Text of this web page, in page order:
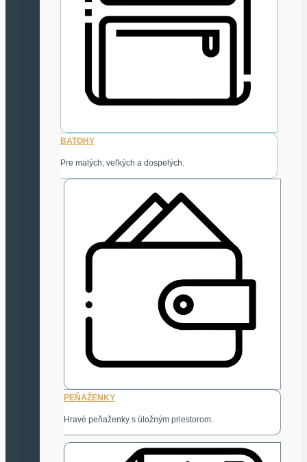
BATOHY
Pre malých, veľkých a dospelých.
PEŇAŽENKY
Hravé peňaženky s úložným priestorom.